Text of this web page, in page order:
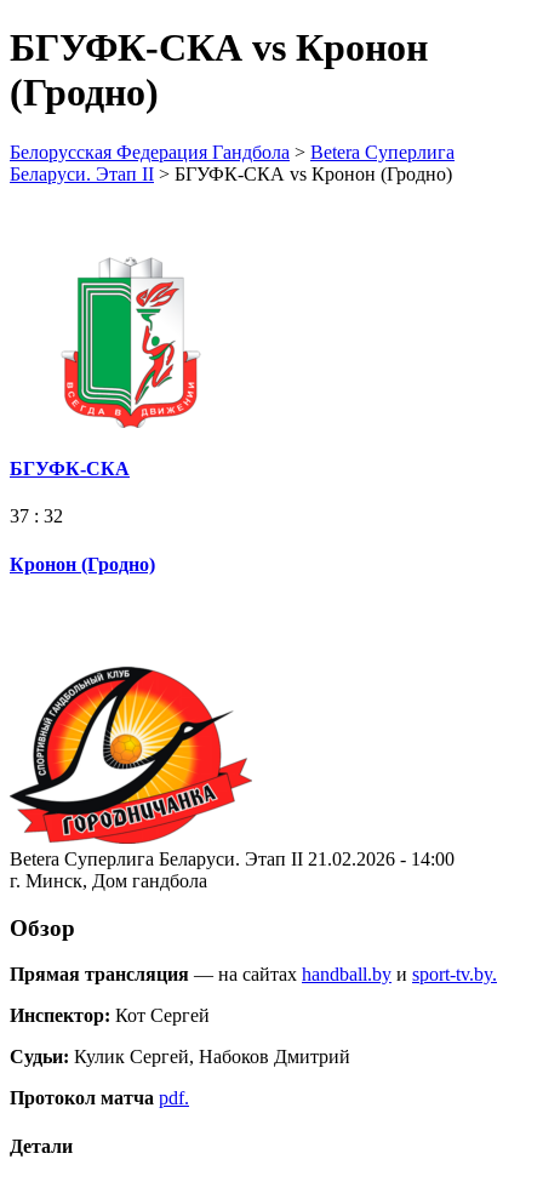
БГУФК-СКА vs Кронон
(Гродно)
Белорусская Федерация Гандбола > Betera Суперлига
Беларуси. Этап II > БГУФК-СКА vs Кронон (Гродно)
БГУФК-СКА
37 : 32
Кронон (Гродно)
Betera Суперлига Беларуси. Этап II 21.02.2026 - 14:00
г. Минск, Дом гандбола
Обзор
Прямая трансляция — на сайтах handball.by и sport-tv.by.
Инспектор: Кот Сергей
Судьи: Кулик Сергей, Набоков Дмитрий
Протокол матча pdf.
Детали